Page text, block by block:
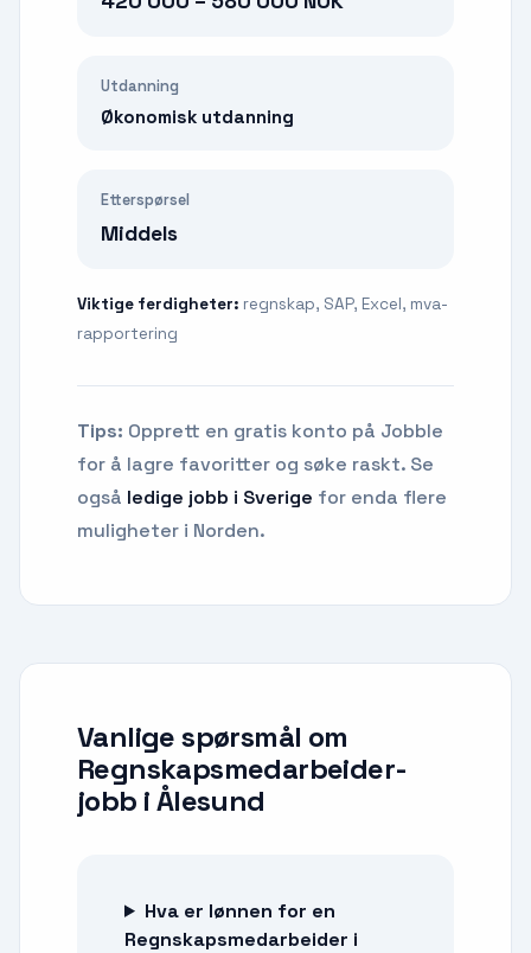
Utdanning
Økonomisk utdanning
Etterspørsel
Middels
Viktige ferdigheter: regnskap, SAP, Excel, mva-
rapportering
Tips: Opprett en gratis konto på Jobble
for å lagre favoritter og søke raskt. Se
også ledige jobb i Sverige for enda flere
muligheter i Norden.
Vanlige spørsmål om
Regnskapsmedarbeider-
jobb iÅlesund
Hva er lønnen for en
Regnskapsmedarbeider i